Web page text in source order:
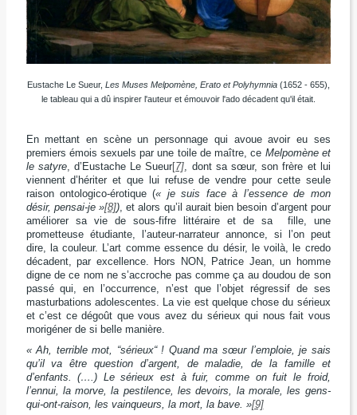
Eustache Le Sueur, Les Muses Melpomène, Erato et Polyhymnia(1652 - 655),
le tableau qui a dû inspirer l'auteur et émouvoir l'ado décadent qu'il était.
En mettant en scène un personnage qui avoue avoir eu ses
premiers émois sexuels par une toile de maître, ce Melpomène et
le satyre, d’Eustache Le Sueur[7], dont sa sœur, son frère et lui
viennent d’hériter et que lui refuse de vendre pour cette seule
raison ontologico-érotique (« je suis face à l’essence de mon
désir, pensai-je »[8]), et alors qu’il aurait bien besoin d’argent pour
améliorer sa vie de sous-fifre littéraire et de sa fille, une
prometteuse étudiante, l’auteur-narrateur annonce, si l’on peut
dire, la couleur. L’art comme essence du désir, le voilà, le credo
décadent, par excellence. Hors NON, Patrice Jean, un homme
digne de ce nom ne s’accroche pas comme ça au doudou de son
passé qui, en l’occurrence, n’est que l’objet régressif de ses
masturbations adolescentes. La vie est quelque chose du sérieux
et c’est ce dégoût que vous avez du sérieux qui nous fait vous
morigéner de si belle manière.
« Ah, terrible mot, “sérieux“ ! Quand ma sœur l’emploie, je sais
qu’il va être question d’argent, de maladie, de la famille et
d’enfants. (….) Le sérieux est à fuir, comme on fuit le froid,
l’ennui, la morve, la pestilence, les devoirs, la morale, les gens-
qui-ont-raison, les vainqueurs, la mort, la bave. »[9]